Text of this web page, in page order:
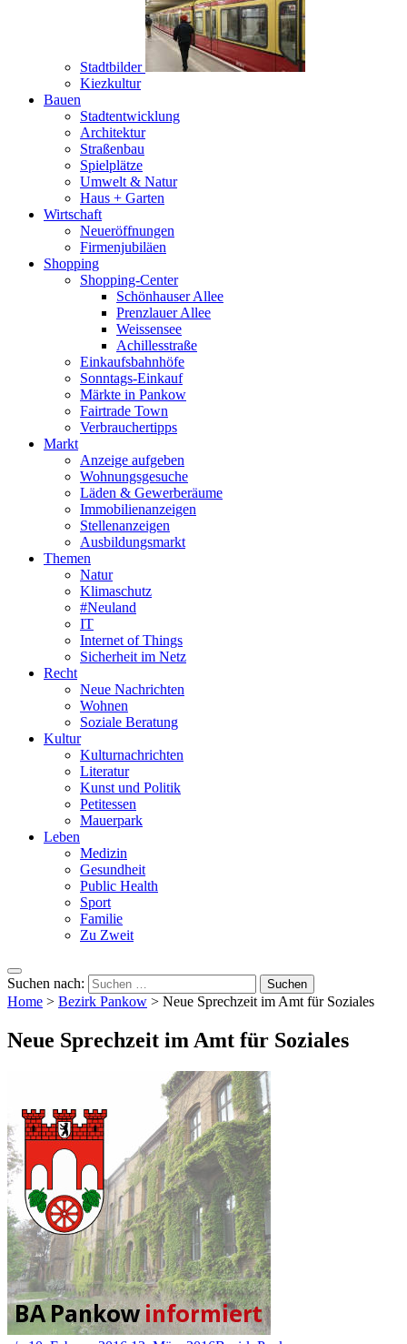
Stadtbilder
Kiezkultur
Bauen
Stadtentwicklung
Architektur
Straßenbau
Spielplätze
Umwelt & Natur
Haus + Garten
Wirtschaft
Neueröffnungen
Firmenjubiläen
Shopping
Shopping-Center
Schönhauser Allee
Prenzlauer Allee
Weissensee
Achillesstraße
Einkaufsbahnhöfe
Sonntags-Einkauf
Märkte in Pankow
Fairtrade Town
Verbrauchertipps
Markt
Anzeige aufgeben
Wohnungsgesuche
Läden & Gewerberäume
Immobilienanzeigen
Stellenanzeigen
Ausbildungsmarkt
Themen
Natur
Klimaschutz
#Neuland
IT
Internet of Things
Sicherheit im Netz
Recht
Neue Nachrichten
Wohnen
Soziale Beratung
Kultur
Kulturnachrichten
Literatur
Kunst und Politik
Petitessen
Mauerpark
Leben
Medizin
Gesundheit
Public Health
Sport
Familie
Zu Zweit
Suchen nach:
Home > Bezirk Pankow > Neue Sprechzeit im Amt für Soziales
Neue Sprechzeit im Amt für Soziales